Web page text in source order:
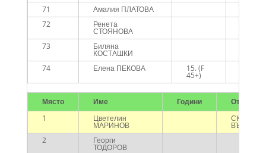
71
Амалия ПЛАТОВА
72
Ренета
СТОЯНОВА
73
Биляна
КОСТАШКИ
74
Елена ПЕКОВА 15. (F
45+)
Място Име Години
Отбор
1
Цветелин
МАРИНОВ
СКЛА
ВЪРШЕЦ-
2
Георги
ТОДОРОВ